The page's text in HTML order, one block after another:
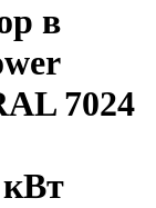
в
7024
кВт